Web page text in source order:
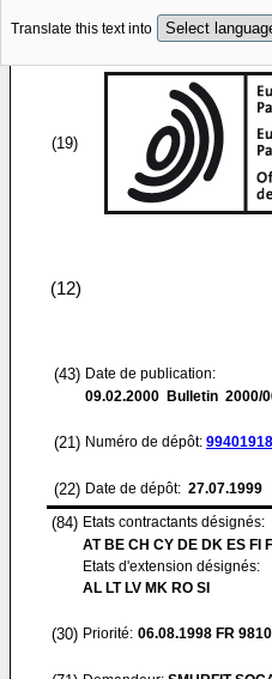
Translate this text into
(19)
(12)
(43) Date de publication:
09.02.2000 Bulletin 2000/
(21) Numéro de dépôt:
(22) Date de dépôt: 27.07.1999
(84) Etats contractants désignés:
AT BE CH CY DE DK ES FI
Etats d'extension désignés:
AL LT LV MK RO SI
(30) Priorité: 06.08.1998 FR